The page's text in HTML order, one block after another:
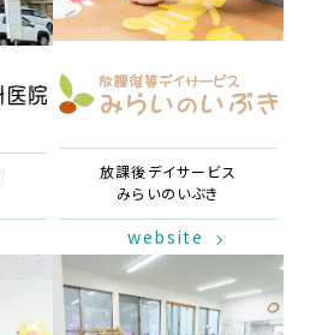
放課後デイサービス
みらいのいぶき
website